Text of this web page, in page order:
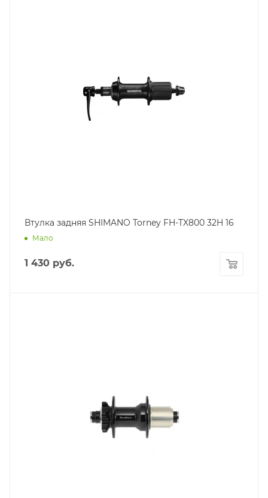
Втулка задняя SHIMANO Torney FH-TX800 32H 16
Мало
1 430 руб.